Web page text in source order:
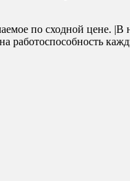
по сходной цене.
работоспособность